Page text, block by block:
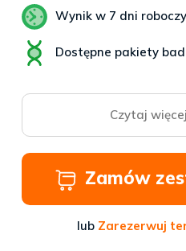
Wynik w 7 dni
Dostępne pakiety
Czytaj
Zamów
lub Zarezerwuj